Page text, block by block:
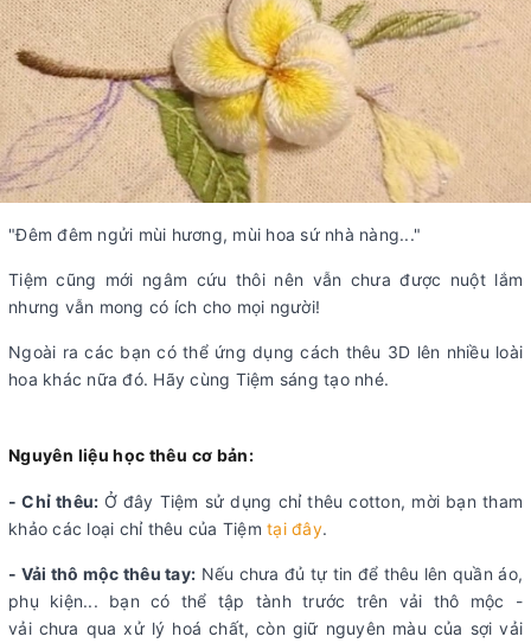
"Đêm đêm ngửi mùi hương, mùi hoa sứ nhà nàng..."
Tiệm cũng mới ngâm cứu thôi nên vẫn chưa được nuột lắm
nhưng vẫn mong có ích cho mọi người!
Ngoài ra các bạn có thể ứng dụng cách thêu 3D lên nhiều loài
hoa khác nữa đó. Hãy cùng Tiệm sáng tạo nhé.
Nguyên liệu học thêu cơ bản:
- Chỉ thêu: Ở đây Tiệm sử dụng chỉ thêu cotton, mời bạn tham
khảo các loại chỉ thêu của Tiệm tại đây.
- Vải thô mộc thêu tay: Nếu chưa đủ tự tin để thêu lên quần áo,
phụ kiện... bạn có thể tập tành trước trên vải thô mộc -
vải chưa qua xử lý hoá chất, còn giữ nguyên màu của sợi vải